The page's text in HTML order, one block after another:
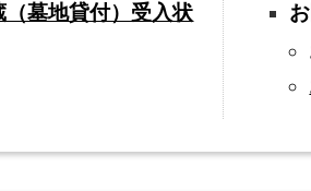
墓地貸付）受入状